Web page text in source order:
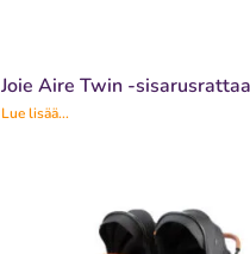
Joie Aire Twin -
Lue lisää...